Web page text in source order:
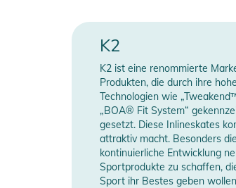
Material
Volumen
Manufacturer Information
K2
K2 ist eine renommierte
Produkten, die durch ihre
Technologien wie
„BOA® Fit System“
gesetzt. Diese Inlineskates
attraktiv macht. Besonders
kontinuierliche Entwicklung
Sportprodukte zu schaffen,
Sport ihr Bestes geben